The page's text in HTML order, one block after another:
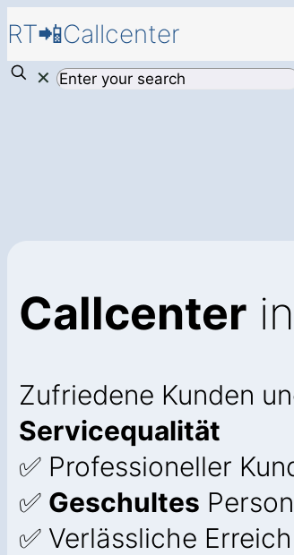
RT📲Callcenter
✕
Callcenter
Zufriedene Kunden
Servicequalität
✅ Professioneller
✅ Geschultes
✅ Verlässliche